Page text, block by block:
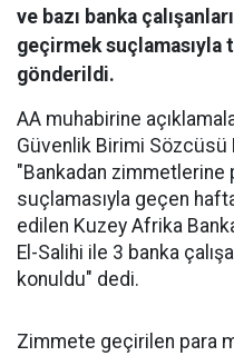
ve bazı banka
geçirmek
gönderildi.
AA muhabirine
Güvenlik Birimi Sözcüsü
"Bankadan zimmetlerine
suçlamasıyla geçen
edilen Kuzey Afrika
El-Salihi ile 3 banka
konuldu" dedi.
Zimmete geçirilen para